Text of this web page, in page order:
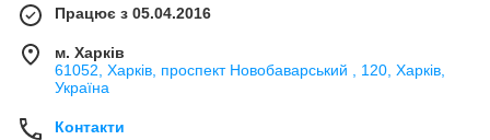
Працює з 05.04.2016
м. Харків
61052, Харків, проспект Новобаварський , 120, Харків,
Україна
Контакти